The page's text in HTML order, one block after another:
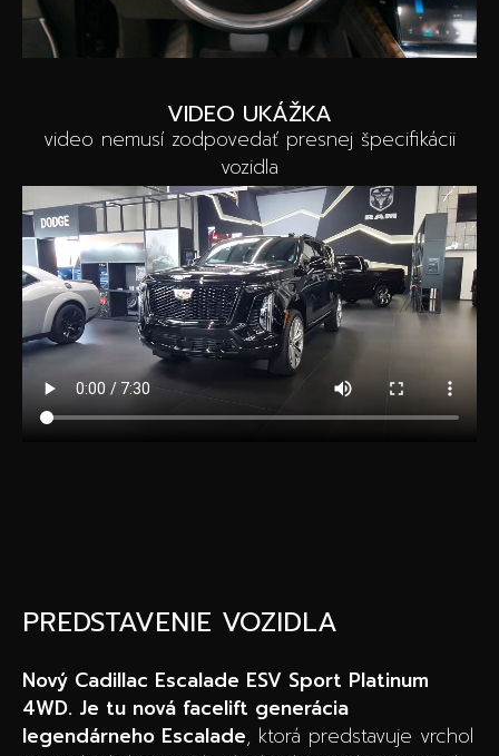
VIDEO UKÁŽKA
video nemusí zodpovedať presnej špecifikácii
vozidla
PREDSTAVENIE VOZIDLA
Nový Cadillac Escalade ESV Sport Platinum
4WD. Je tu nová facelift generácia
legendárneho Escalade, ktorá predstavuje vrchol